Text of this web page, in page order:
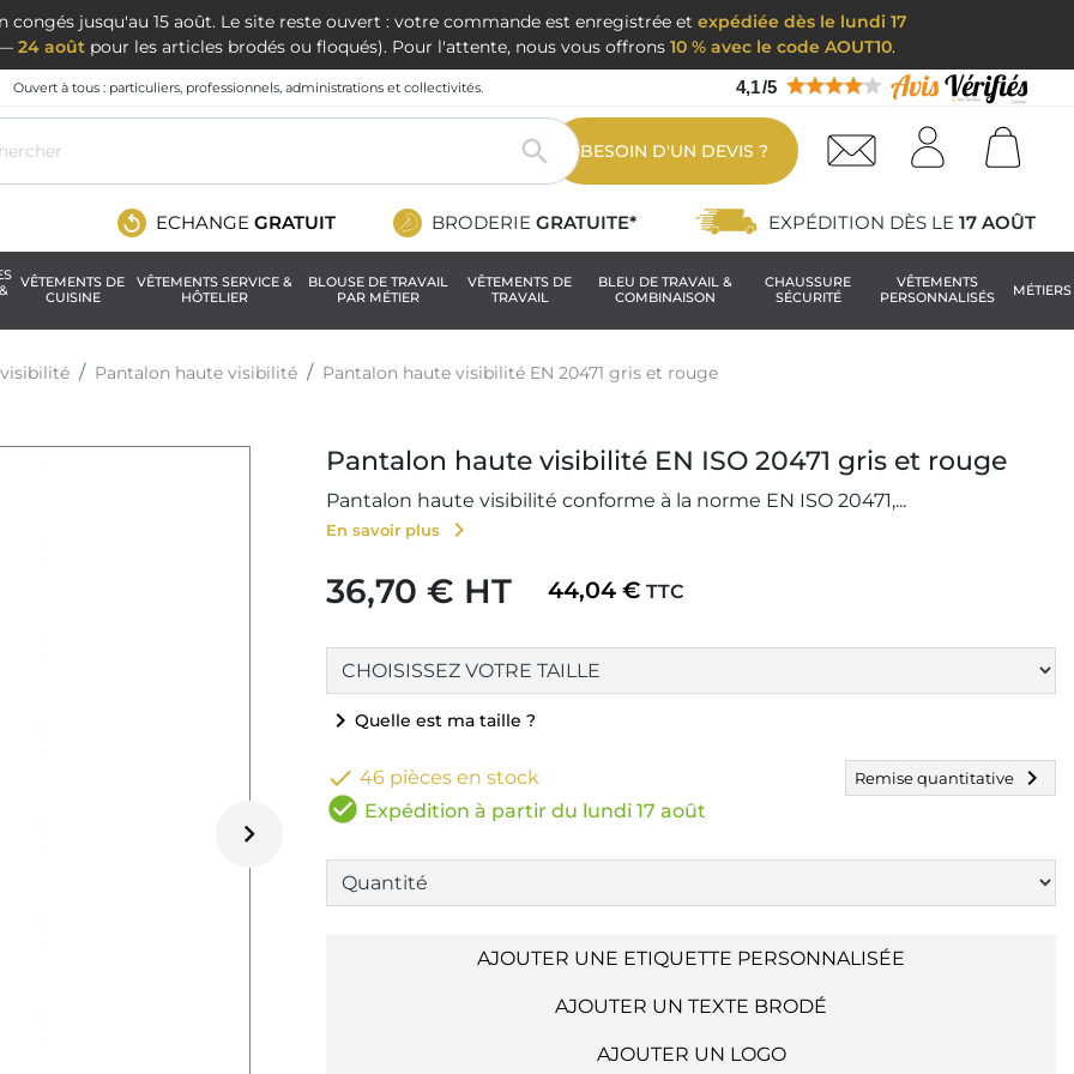
congés jusqu'au 15 août. Le site reste ouvert : votre commande est enregistrée etexpédiée dès le lundi 17
24 août pour les articles brodés ou floqués). Pour l'attente, nous vous offrons 10 % avec le code AOUT10.
Ouvert à tous : particuliers, professionnels, administrations et collectivités. 4,1/5
 BESOIN D'UN DEVIS ?
ECHANGE GRATUIT BRODERIE GRATUITE* EXPÉDITION DÈS LE 17 AOÛT
VÊTEMENTS DE
CUISINE
VÊTEMENTS SERVICE &
HÔTELIER
BLOUSE DE TRAVAIL
PAR MÉTIER
VÊTEMENTS DE
TRAVAIL
BLEU DE TRAVAIL &
COMBINAISON
CHAUSSURE
SÉCURITÉ
VÊTEMENTS
PERSONNALISÉS
MÉTIERS
Pantalon haute visibilité Pantalon haute visibilité EN 20471 gris et rouge

Pantalon haute visibilité EN ISO 20471 gris et rouge
Pantalon haute visibilité conforme à la norme EN ISO 20471,...
En savoir plus chevron_right
36,70 € HT 44,04 € TTC
chevron_right Quelle est ma taille ?
 46 pièces en stock
check_circle Expédition à partir du lundi 17 août
Remise quantitative chevron_right
AJOUTER UNE ETIQUETTE PERSONNALISÉE
AJOUTER UN TEXTE BRODÉ
AJOUTER UN LOGO